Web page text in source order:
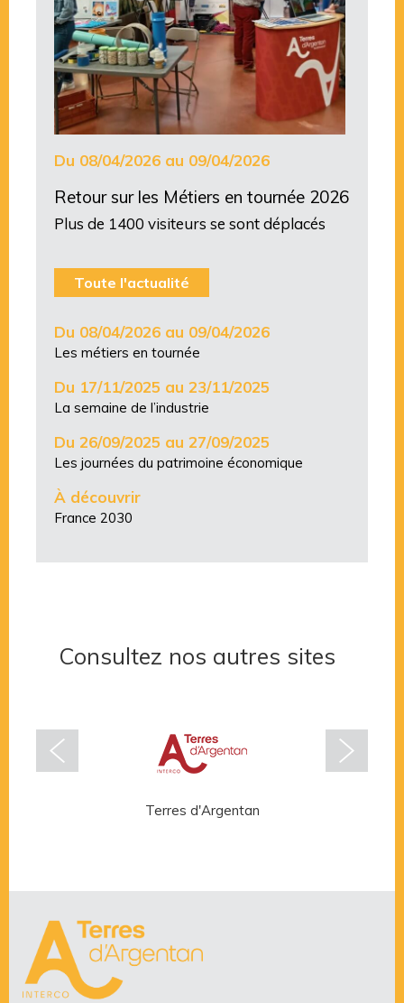
Du 08/04/2026 au 09/04/2026
Retour sur les Métiers en tournée 2026
Plus de 1400 visiteurs se sont déplacés
Toute l'actualité
Du 08/04/2026 au 09/04/2026
Les métiers en tournée
Du 17/11/2025 au 23/11/2025
La semaine de l’industrie
Du 26/09/2025 au 27/09/2025
Les journées du patrimoine économique
À découvrir
France 2030
Consultez nos autres sites
Terres d'Argentan